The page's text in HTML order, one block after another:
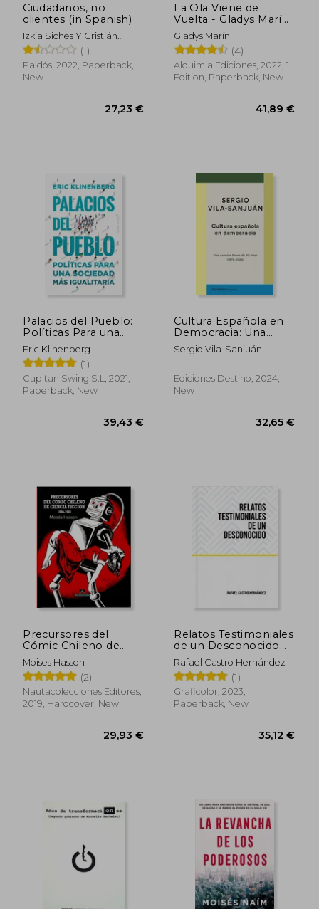
Ciudadanos, no
clientes (in Spanish)
Izkia Siches Y Cristián
Bellei
(1)
Paidós, 2022, Paperback,
New
La Ola Viene de
Vuelta - Gladys Marín
(in Spanish)
Gladys Marín
(4)
Alquimia Ediciones, 2022, 1
Edition, Paperback, New
Palacios del Pueblo:
Políticas Para una
Sociedad más
Igualitaria (Ensayo) (in
Spanish)
Eric Klinenberg
(1)
Capitan Swing S.L, 2021,
Paperback, New
Cultura Española en
Democracia: Una
Crónica Breve de 50
Años (1975-2024) (in
Sergio Vila-Sanjuán
Ediciones Destino, 2024,
New
Precursores del
Cómic Chileno de
Ciencia Ficción (in
Spanish)
Moises Hasson
(2)
Nautacolecciones Editores,
2019, Hardcover, New
Relatos Testimoniales
de un Desconocido
(in Spanish)
Rafael Castro Hernández
(1)
Graficolor, 2023,
Paperback, New